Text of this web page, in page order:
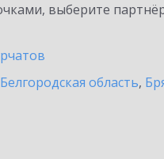
выберите
Белгородская область,